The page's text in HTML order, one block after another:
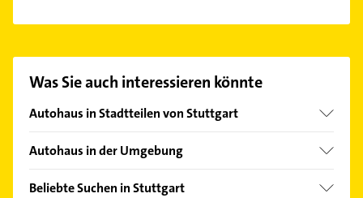
auswählen. Hier finden Sie alleKontaktdaten
Was Sie auch interessieren könnte
Autohaus in Stadtteilen von Stuttgart
Bad Cannstatt
Feuerbach
Autohaus in der Umgebung
Fellbach
Beliebte Suchen in Stuttgart